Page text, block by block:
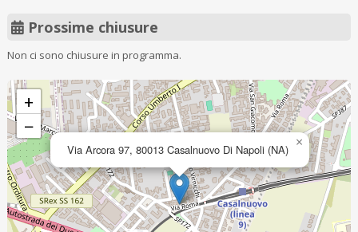
Prossime chiusure
Non ci sono chiusure in programma.
Via Arcora 97, 80013 Casalnuovo Di Napoli (NA) ×
+
−